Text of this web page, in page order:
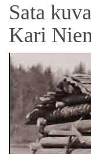
Sata
Kari